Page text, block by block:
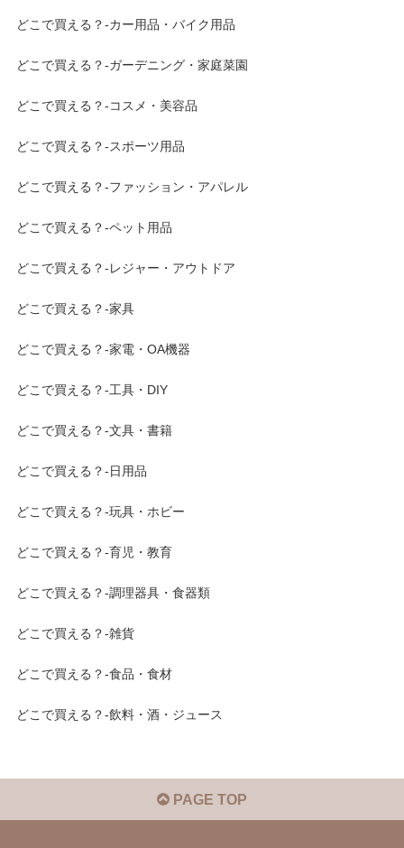
どこで買える？-カー用品・バイク用品
どこで買える？-ガーデニング・家庭菜園
どこで買える？-コスメ・美容品
どこで買える？-スポーツ用品
どこで買える？-ファッション・アパレル
どこで買える？-ペット用品
どこで買える？-レジャー・アウトドア
どこで買える？-家具
どこで買える？-家電・OA機器
どこで買える？-工具・DIY
どこで買える？-文具・書籍
どこで買える？-日用品
どこで買える？-玩具・ホビー
どこで買える？-育児・教育
どこで買える？-調理器具・食器類
どこで買える？-雑貨
どこで買える？-食品・食材
どこで買える？-飲料・酒・ジュース
PAGE TOP